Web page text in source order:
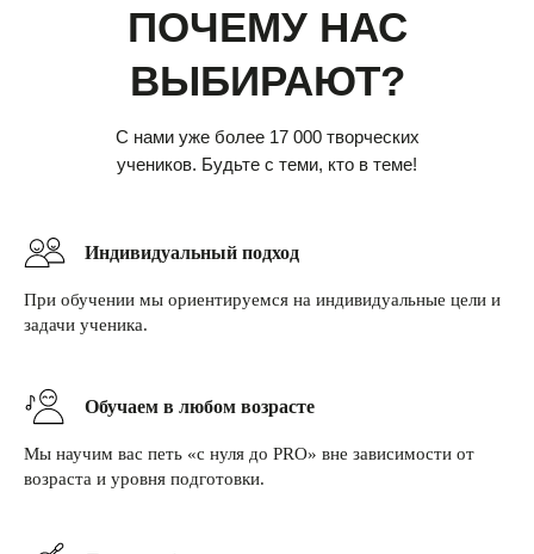
ПОЧЕМУ НАС
ВЫБИРАЮТ?
С нами уже более 17 000 творческих
учеников. Будьте с теми, кто в теме!
Индивидуальный подход
При обучении мы ориентируемся на индивидуальные цели и
задачи ученика.
Обучаем в любом возрасте
Мы научим вас петь «с нуля до PRO» вне зависимости от
возраста и уровня подготовки.